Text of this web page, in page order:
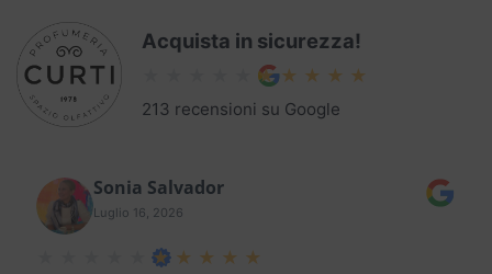
Acquista in sicurezza!
213 recensioni su Google
Sonia Salvador
Luglio 16, 2026